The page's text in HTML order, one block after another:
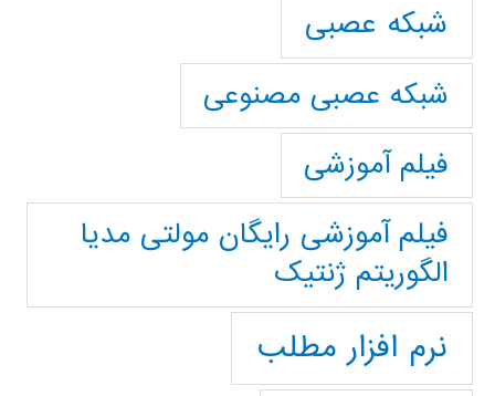
شبکه عصبی
شبکه عصبی مصنوعی
فیلم آموزشی
فیلم آموزشی رایگان مولتی مدیا
الگوریتم ژنتیک
نرم افزار مطلب